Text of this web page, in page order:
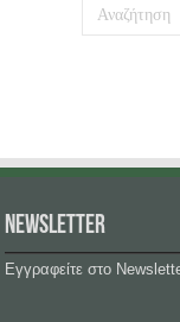
NEWSLETTER
Εγγραφείτε στο